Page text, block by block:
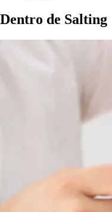
Dentro de Salting